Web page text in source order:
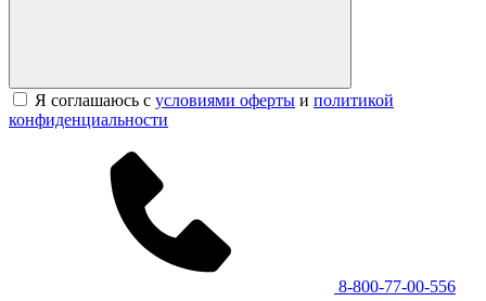
Я соглашаюсь с условиями оферты и политикой
конфиденциальности
8-800-77-00-556